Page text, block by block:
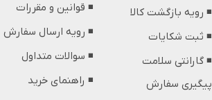
◾️ قوانین و مقررات
◾️ رویه ارسال سفارش
◾️ سوالات متداول
◾️ راهنمای خرید
◾️ رویه بازگشت کالا
◾️ ثبت شکایات
◾️ گارانتی سلامت
پیگیری سفارش